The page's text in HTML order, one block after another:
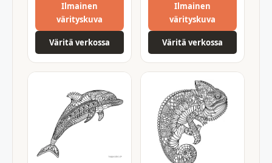
Ilmainen
värityskuva
Väritä verkossa
Ilmainen
värityskuva
Väritä verkossa